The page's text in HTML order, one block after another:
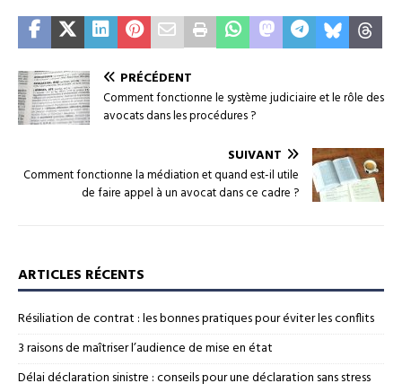
PRÉCÉDENT
Comment fonctionne le système judiciaire et le rôle des
avocats dans les procédures ?
SUIVANT
Comment fonctionne la médiation et quand est-il utile
de faire appel à un avocat dans ce cadre ?
ARTICLES RÉCENTS
Résiliation de contrat : les bonnes pratiques pour éviter les conflits
3 raisons de maîtriser l’audience de mise en état
Délai déclaration sinistre : conseils pour une déclaration sans stress